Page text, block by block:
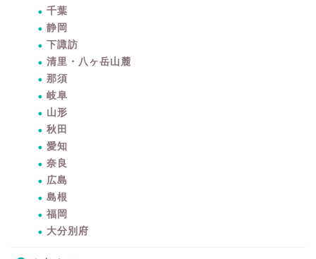
千葉
静岡
下諏訪
清里・八ヶ岳山麓
那須
岐阜
山形
秋田
愛知
奈良
広島
島根
福岡
大分別府